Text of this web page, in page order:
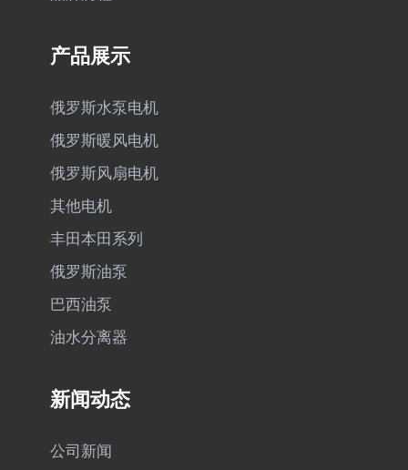
产品展示
俄罗斯水泵电机
俄罗斯暖风电机
俄罗斯风扇电机
其他电机
丰田本田系列
俄罗斯油泵
巴西油泵
油水分离器
新闻动态
公司新闻